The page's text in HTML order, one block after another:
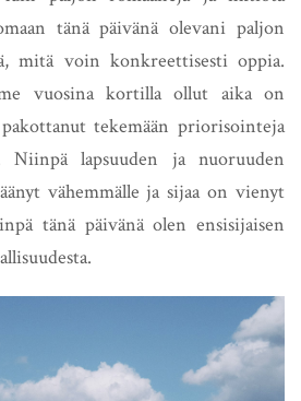
tänä päivänä olevani paljon
mitä voin konkreettisesti oppia.
vuosina kortilla ollut aika on
tekemään priorisointeja
Niinpä lapsuuden ja nuoruuden
vähemmälle ja sijaa on vienyt
tänä päivänä olen ensisijaisen